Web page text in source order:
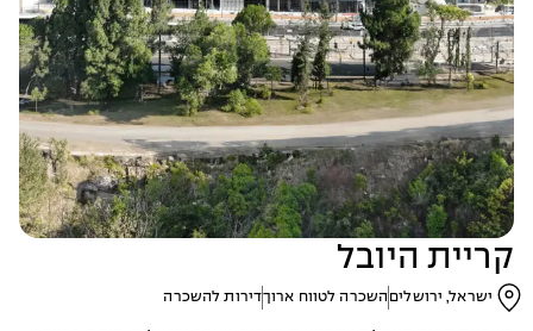
קריית היובל
ישראל, ירושלים השכרה לטווח ארוךדירות להשכרה